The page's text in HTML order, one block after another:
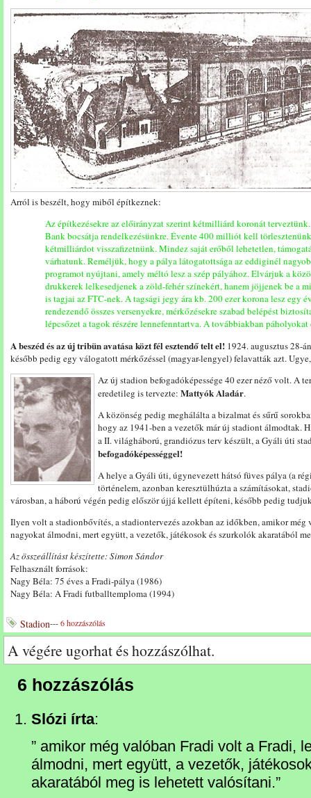
Arról is beszélt, hogy miből építkeznek:
Az építkezésekre az előirányzat szerint kétmilliárd koronát
Bank bocsátja rendelkezésünkre. Évente 400 milliót kell
kétmilliárdot visszafizetnünk. Mindez saját erőből lehetetlen,
várhatunk. Reméljük, hogy a pálya látogatottsága az eddiginél
programot nyújtani, amely méltó lesz a szép pályához. Elvárjuk a
drukkerek lelkesedjenek a zöld-fehér színekért, hanem jöjjenek be a
is tagjai az FTC-nek. A tagsági jegy ára kb. 200 ezer korona lesz egy
rendezendő összes versenyekre, mérkőzésekre szabad belépést
lépcsőzet a tagok részére lennefenntartva. A továbbiakban
A beszéd és az új tribün avatása közt fél esztendő telt el! 1924. augusztus 28-
később pedig egy válogatott mérkőzéssel (magyar-lengyel) felavatták azt.
Az új stadion befogadóképessége 40 ezer néző volt. A
eredetileg is tervezte: Mattyók Aladár.
A közönség pedig meghálálta a bizalmat és sűrű
hogy az 1941-ben a vezetők már új stadiont álmodtak.
a II. világháború, grandiózus terv készült, a Gyáli úti
befogadóképességgel!
A helye a Gyáli úti, úgynevezett hátsó füves pálya (a
történelem, azonban keresztülhúzta a számításokat,
városban, a háború végén pedig először újjá kellett építeni, később pedig
Ilyen volt a stadionbővítés, a stadiontervezés azokban az időkben, amikor
nagyokat álmodni, mert együtt, a vezetők, játékosok és szurkolók akaratából
Az összeállítást készítette: Simon Sándor
Felhasznált források:
Nagy Béla: 75 éves a Fradi-pálya (1986)
Nagy Béla: A Fradi futballtemploma (1994)
Stadion---6 hozzászólás
A végére ugorhat és hozzászólhat.
6 hozzászólás
Slózi írta:
” amikor még valóban Fradi volt a Fradi,
álmodni, mert együtt, a vezetők,
akaratából meg is lehetett valósítani.”